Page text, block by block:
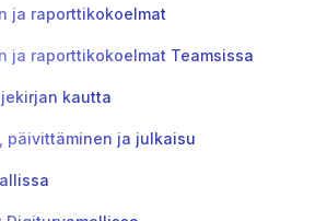
ja raporttikokoelmat
ja raporttikokoelmat Teamsissa
kautta
päivittäminen ja julkaisu